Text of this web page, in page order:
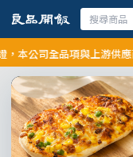
司全品項與上游供應商均